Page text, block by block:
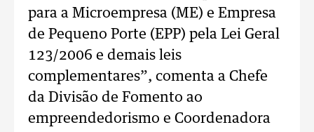
para a Microempresa (ME) e Empresa
de Pequeno Porte (EPP) pela Lei Geral
123/2006 e demais leis
complementares”, comenta a Chefe
da Divisão de Fomento ao
empreendedorismo e Coordenadora